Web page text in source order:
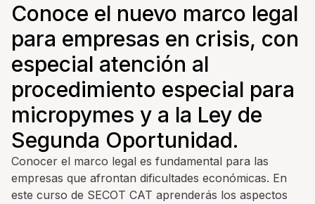
Conoce el nuevo marco legal
para empresas en crisis, con
especial atención al
procedimiento especial para
micropymes y a la Ley de
Segunda Oportunidad.
Conocer el marco legal es fundamental para las
empresas que afrontan dificultades económicas. En
este curso de SECOT CAT aprenderás los aspectos